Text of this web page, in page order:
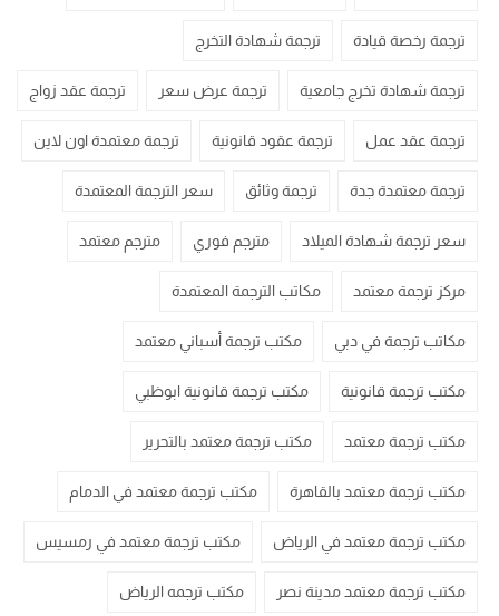
ترجمة رخصة قيادة ترجمة شهادة التخرج
ترجمة شهادة تخرج جامعية ترجمة عرض سعر ترجمة عقد زواج
ترجمة عقد عمل ترجمة عقود قانونية ترجمة معتمدة اون لاين
ترجمة معتمدة جدة ترجمة وثائق سعر الترجمة المعتمدة
سعر ترجمة شهادة الميلاد مترجم فوري مترجم معتمد
مركز ترجمة معتمد مكاتب الترجمة المعتمدة
مكاتب ترجمة في دبي مكتب ترجمة أسباني معتمد
مكتب ترجمة قانونية مكتب ترجمة قانونية ابوظبي
مكتب ترجمة معتمد مكتب ترجمة معتمد بالتحرير
مكتب ترجمة معتمد بالقاهرة مكتب ترجمة معتمد في الدمام
مكتب ترجمة معتمد في الرياض مكتب ترجمة معتمد في رمسيس
مكتب ترجمة معتمد مدينة نصر مكتب ترجمه الرياض